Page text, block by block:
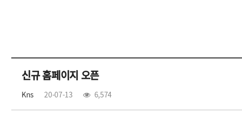
신규 홈페이지 오픈
Kns 20-07-13 6,574